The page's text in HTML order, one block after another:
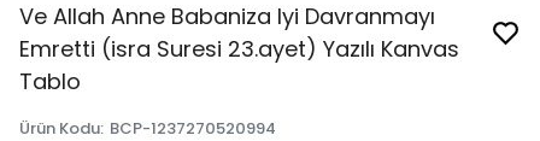
Ve Allah Anne Babaniza Iyi Davranmayı
Emretti (isra Suresi 23.ayet) Yazılı Kanvas
Tablo
Ürün Kodu: BCP-1237270520994